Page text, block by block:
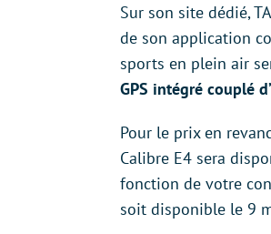
Sur son site dédié,
de son application
sports en plein air
GPS intégré couplé
Pour le prix en
Calibre E4 sera
fonction de votre
soit disponible le 9